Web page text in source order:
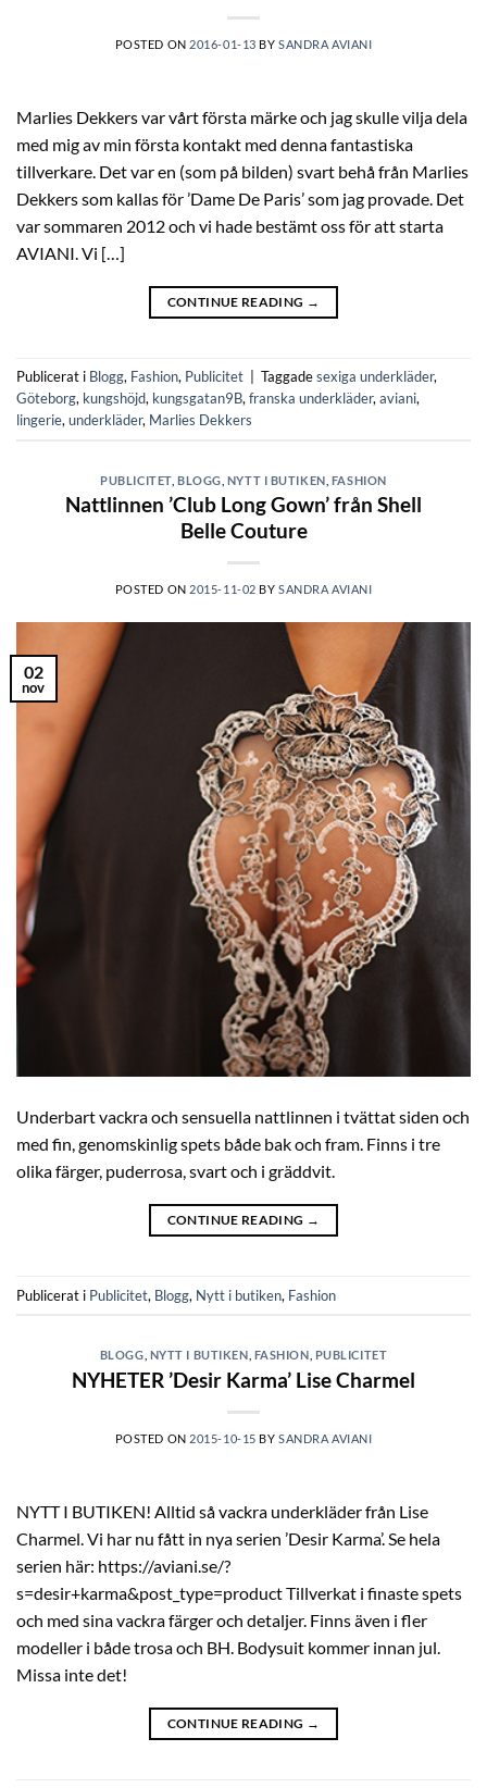
POSTED ON 2016-01-13 BYSANDRA AVIANI
Marlies Dekkers var vårt första märke och jag skulle vilja dela
med mig av min första kontakt med denna fantastiska
tillverkare. Det var en (som på bilden) svart behå från Marlies
Dekkers som kallas för ’Dame De Paris’ som jag provade. Det
var sommaren 2012 och vi hade bestämt oss för att starta
AVIANI. Vi […]
CONTINUE READING →
Publicerat i Blogg, Fashion, Publicitet Taggadesexiga underkläder,
Göteborg, kungshöjd, kungsgatan9B, franska underkläder, aviani,
lingerie, underkläder, Marlies Dekkers
PUBLICITET, BLOGG NYTT I BUTIKEN FASHION
Nattlinnen ’Club Long Gown’ från Shell
Belle Couture
POSTED ON 2015-11-02 BYSANDRA AVIANI
02
nov
Underbart vackra och sensuella nattlinnen i tvättat siden och
med fin, genomskinlig spets både bak och fram. Finns i tre
olika färger, puderrosa, svart och i gräddvit.
CONTINUE READING →
Publicerat i Publicitet, Blogg, Nytt i butiken, Fashion
BLOGG NYTT I BUTIKEN FASHION PUBLICITET
NYHETER ’Desir Karma’ Lise Charmel
POSTED ON 2015-10-15 BYSANDRA AVIANI
NYTT I BUTIKEN! Alltid så vackra underkläder från Lise
Charmel. Vi har nu fått in nya serien ’Desir Karma’. Se hela
serien här: https://aviani.se/?
s=desir+karma&post_type=product Tillverkat i finaste spets
och med sina vackra färger och detaljer. Finns även i fler
modeller i både trosa och BH. Bodysuit kommer innan jul.
Missa inte det!
CONTINUE READING →